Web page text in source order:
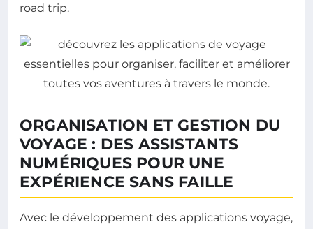
road trip.
ORGANISATION ET GESTION DU
VOYAGE : DES ASSISTANTS
NUMÉRIQUES POUR UNE
EXPÉRIENCE SANS FAILLE
Avec le développement des applications voyage,